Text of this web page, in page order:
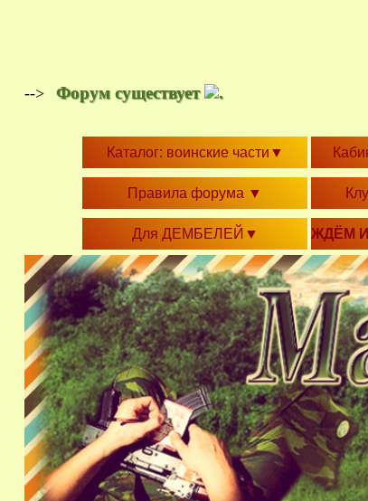
--> Форум существует .
Каталог: воинские части ▼
Правила форума ▼
Для ДЕМБЕЛЕЙ ▼ ЖДЁМ